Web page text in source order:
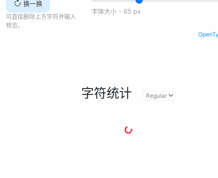
换一换
可直接删除上方字符并输入
预览。
字体大小 - 65 px
字符统计